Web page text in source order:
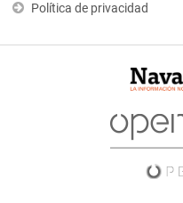
Política de privacidad